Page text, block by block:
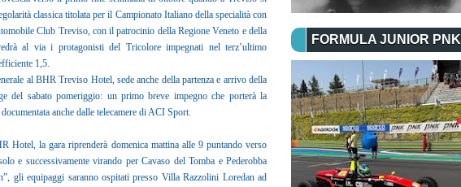
classica titolata per il Campionato Italiano della specialità con
Club Treviso, con il patrocinio della Regione Veneto e della
al via i protagonisti del Tricolore impegnati nel terz’ultimo
1,5.
al BHR Treviso Hotel, sede anche della partenza e arrivo della
del sabato pomeriggio: un primo breve impegno che porterà la
anche dalle telecamere di ACI Sport.
Hotel, la gara riprenderà domenica mattina alle 9 puntando verso
e successivamente virando per Cavaso del Tomba e Pederobba
gli equipaggi saranno ospitati presso Villa Razzolini Loredan ad
FORMULA JUNIOR PNK